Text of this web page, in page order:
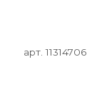
арт.11314706